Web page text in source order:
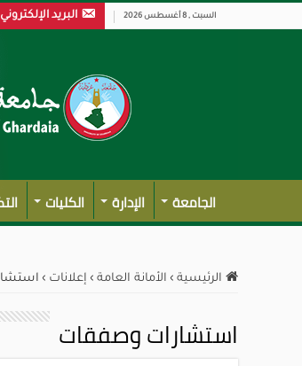
السبت , 8 أغسطس 2026 البريد الإلكتروني
الجامعة الإدارة الكليات
الرئيسية › الأمانة العامة › إعلانات ›
استشارات وصفقات